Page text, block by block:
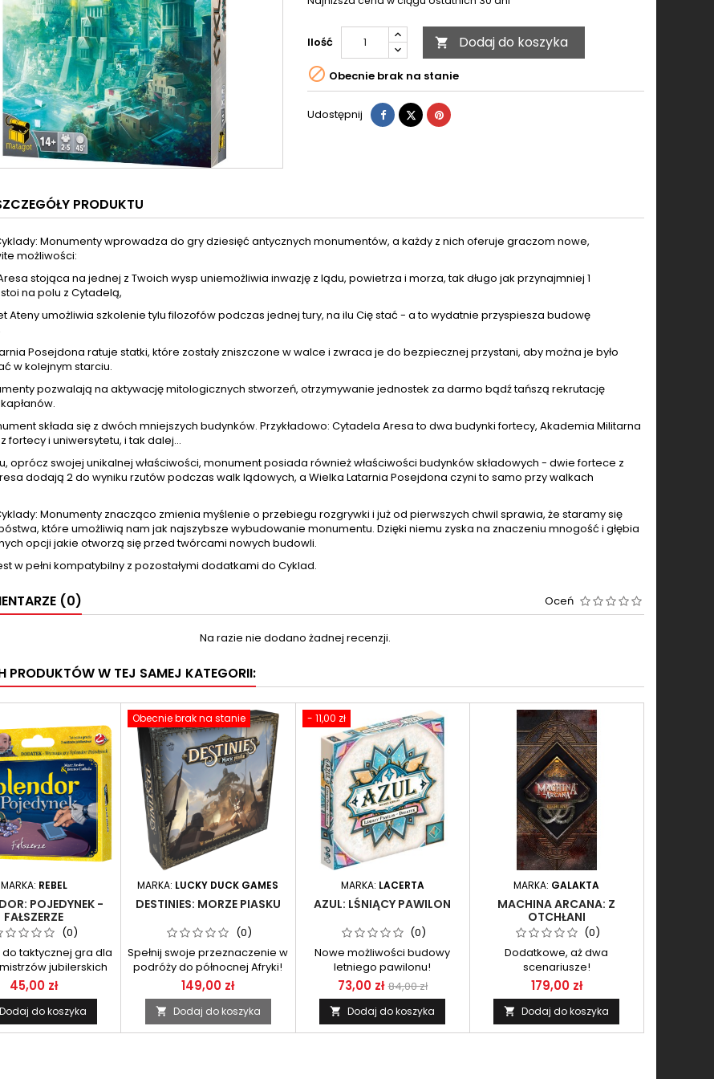
Ilość  Dodaj do koszyka
 Obecnie brak na stanie
Udostępnij Udostępnij
TweetujPinterest
PRODUKTU
Monumenty wprowadza do gry dziesięć antycznych monumentów, a każdy z nich oferuje graczom nowe,
możliwości:
stojąca na jednej z Twoich wysp uniemożliwia inwazję z lądu, powietrza i morza, tak długo jak przynajmniej 1
na polu z Cytadelą,
Ateny umożliwia szkolenie tylu filozofów podczas jednej tury, na ilu Cię stać - a to wydatnie przyspiesza budowę
Posejdona ratuje statki, które zostały zniszczone w walce i zwraca je do bezpiecznej przystani, aby można je było
w kolejnym starciu.
pozwalają na aktywację mitologicznych stworzeń, otrzymywanie jednostek za darmo bądź tańszą rekrutację
składa się z dwóch mniejszych budynków. Przykładowo: Cytadela Aresa to dwa budynki fortecy, Akademia Militarna
fortecy i uniwersytetu, i tak dalej...
oprócz swojej unikalnej właściwości, monument posiada również właściwości budynków składowych - dwie fortece z
dodają 2 do wyniku rzutów podczas walk lądowych, a Wielka Latarnia Posejdona czyni to samo przy walkach
Monumenty znacząco zmienia myślenie o przebiegu rozgrywki i już od pierwszych chwil sprawia, że staramy się
które umożliwią nam jak najszybsze wybudowanie monumentu. Dzięki niemu zyska na znaczeniu mnogość i głębia
opcji jakie otworzą się przed twórcami nowych budowli.
w pełni kompatybilny z pozostałymi dodatkami do Cyklad.
(0) Oceń
Na razie nie dodano żadnej recenzji.
PRODUKTÓW W TEJ SAMEJ KATEGORII:
MARKA: REBEL
POJEDYNEK -
FAŁSZERZE
(0)
taktycznej gra dla
jubilerskich
45,00 zł
Dodaj do koszyka
Obecnie brak na stanie
MARKA: LUCKY DUCK GAMES
DESTINIES: MORZE PIASKU
(0)
Spełnij swoje przeznaczenie w
podróży do północnej Afryki!
149,00 zł
 Dodaj do koszyka
- 11,00 zł
MARKA: LACERTA
AZUL: LŚNIĄCY PAWILON
(0)
Nowe możliwości budowy
letniego pawilonu!
73,00 zł 84,00 zł
 Dodaj do koszyka
MARKA: GALAKTA
MACHINA ARCANA: Z
OTCHŁANI
(0)
Dodatkowe, aż dwa
scenariusze!
179,00 zł
 Dodaj do koszyka